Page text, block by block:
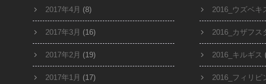
2017年4月 (8)
2017年3月 (16)
2017年2月 (19)
2017年1月 (17)
2016_ウズベキ
2016_カザフス
2016_キルギス
2016_フィリピ